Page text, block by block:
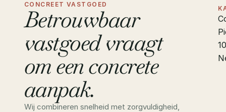
CONCREET VASTGOED
Betrouwbaar
vastgoed vraagt
om een concrete
aanpak.
Wij combineren snelheid met zorgvuldigheid,